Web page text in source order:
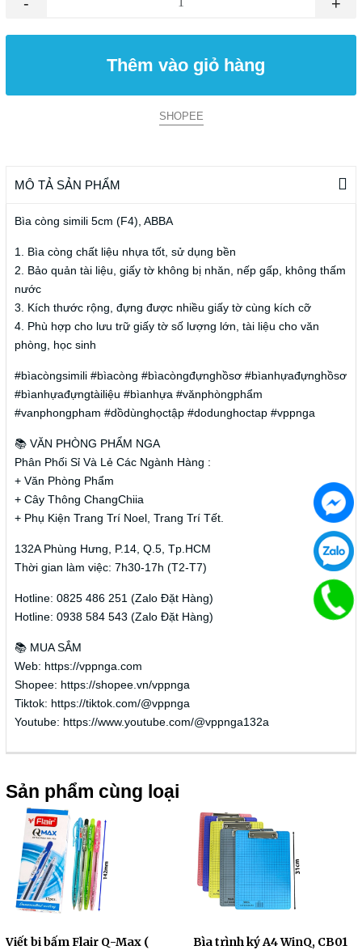
Thêm vào giỏ hàng
SHOPEE
MÔ TẢ SẢN PHẨM
Bìa còng simili 5cm (F4), ABBA
1. Bìa còng chất liệu nhựa tốt, sử dụng bền
2. Bảo quản tài liệu, giấy tờ không bị nhăn, nếp gấp, không thấm
nước
3. Kích thước rộng, đựng được nhiều giấy tờ cùng kích cỡ
4. Phù hợp cho lưu trữ giấy tờ số lượng lớn, tài liệu cho văn
phòng, học sinh
#bìacòngsimili #bìacòng #bìacòngđựnghồsơ #bìanhựađựnghồsơ
#bìanhựađựngtàiliệu #bìanhựa #vănphòngphẩm
#vanphongpham #dồdùnghọctập #dodunghoctap #vppnga
📚 VĂN PHÒNG PHẨM NGA
Phân Phối Sỉ Và Lẻ Các Ngành Hàng :
+ Văn Phòng Phẩm
+ Cây Thông ChangChiia
+ Phụ Kiện Trang Trí Noel, Trang Trí Tết.
132A Phùng Hưng, P.14, Q.5, Tp.HCM
Thời gian làm việc: 7h30-17h (T2-T7)
Hotline: 0825 486 251 (Zalo Đặt Hàng)
Hotline: 0938 584 543 (Zalo Đặt Hàng)
📚 MUA SẮM
Web: https://vppnga.com
Shopee: https://shopee.vn/vppnga
Tiktok: https://tiktok.com/@vppnga
Youtube: https://www.youtube.com/@vppnga132a
Sản phẩm cùng loại
Viết bi bấm Flair Q-Max (
Bìa trình ký A4 WinQ, CB01